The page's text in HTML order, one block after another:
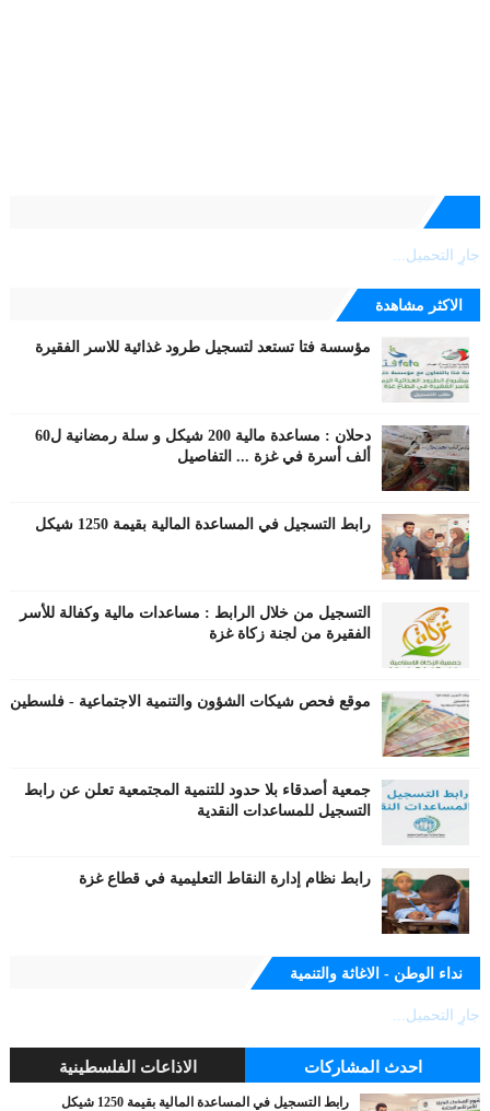
جارٍ التحميل...
الاكثر مشاهدة
مؤسسة فتا تستعد لتسجيل طرود غذائية للاسر الفقيرة
دحلان : مساعدة مالية 200 شيكل و سلة رمضانية ل60
ألف أسرة في غزة ... التفاصيل
رابط التسجيل في المساعدة المالية بقيمة 1250 شيكل
التسجيل من خلال الرابط : مساعدات مالية وكفالة للأسر
الفقيرة من لجنة زكاة غزة
موقع فحص شيكات الشؤون والتنمية الاجتماعية - فلسطين
جمعية أصدقاء بلا حدود للتنمية المجتمعية تعلن عن رابط
التسجيل للمساعدات النقدية
رابط نظام إدارة النقاط التعليمية في قطاع غزة
نداء الوطن - الاغاثة والتنمية
جارٍ التحميل...
احدث المشاركات الاذاعات الفلسطينية
رابط التسجيل في المساعدة المالية بقيمة 1250 شيكل